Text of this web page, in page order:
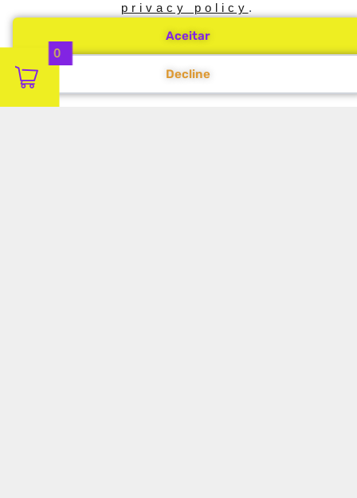
privacy policy .
Aceitar
Decline
0